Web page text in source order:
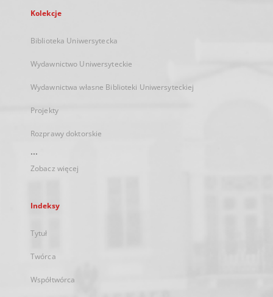
Kolekcje
Biblioteka Uniwersytecka
Wydawnictwo Uniwersyteckie
Wydawnictwa własne Biblioteki Uniwersyteckiej
Projekty
Rozprawy doktorskie
...
Zobacz więcej
Indeksy
Tytuł
Twórca
Współtwórca